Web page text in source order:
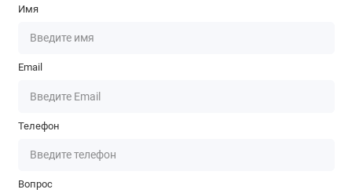
Имя
Email
Телефон
Вопрос